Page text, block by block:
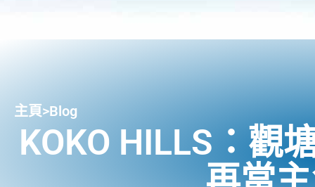
主頁>Blog
KOKO HILLS：觀